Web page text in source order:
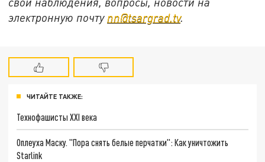
электронную почту nn@tsargrad.tv.
ЧИТАЙТЕ ТАКЖЕ:
Технофашисты XXI века
Оплеуха Маску. "Пора снять белые перчатки": Как уничтожить
Starlink